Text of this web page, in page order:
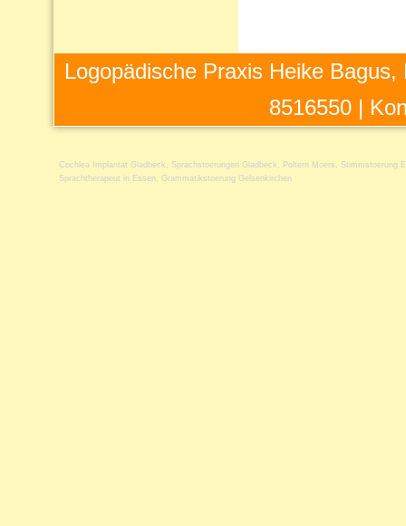
Logopädische Praxis Heike
8516550 |
Cochlea Implantat Gladbeck , Sprachstoerungen Gladbeck , Poltern Moers , Stimmstoerung
Sprachtherapeut in Essen , Grammatikstoerung Gelsenkirchen